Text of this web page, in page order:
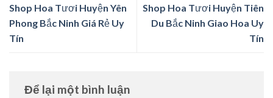
Shop Hoa Tươi Huyện Yên
Phong Bắc Ninh Giá Rẻ Uy
Tín
Shop Hoa Tươi Huyện Tiên
Du Bắc Ninh Giao Hoa Uy
Tín
Để lại một bình luận